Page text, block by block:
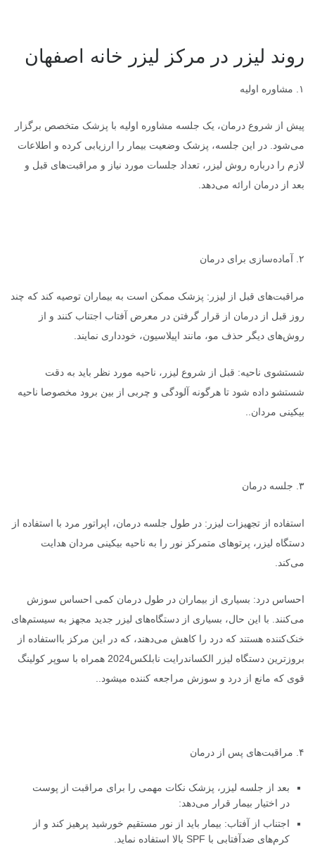
روند لیزر در مرکز لیزر خانه اصفهان
۱. مشاوره اولیه
پیش از شروع درمان، یک جلسه مشاوره اولیه با پزشک متخصص برگزار
می‌شود. در این جلسه، پزشک وضعیت بیمار را ارزیابی کرده و اطلاعات
لازم را درباره روش لیزر، تعداد جلسات مورد نیاز و مراقبت‌های قبل و
بعد از درمان ارائه می‌دهد.
۲. آماده‌سازی برای درمان
مراقبت‌های قبل از لیزر: پزشک ممکن است به بیماران توصیه کند که چند
روز قبل از درمان از قرار گرفتن در معرض آفتاب اجتناب کنند و از
روش‌های دیگر حذف مو، مانند اپیلاسیون، خودداری نمایند.
شستشوی ناحیه: قبل از شروع لیزر، ناحیه مورد نظر باید به دقت
شستشو داده شود تا هرگونه آلودگی و چربی از بین برود مخصوصا ناحیه
بیکینی مردان..
۳. جلسه درمان
استفاده از تجهیزات لیزر: در طول جلسه درمان، اپراتور مرد با استفاده از
دستگاه لیزر، پرتوهای متمرکز نور را به ناحیه بیکینی مردان هدایت
می‌کند.
احساس درد: بسیاری از بیماران در طول درمان کمی احساس سوزش
می‌کنند. با این حال، بسیاری از دستگاه‌های لیزر جدید مجهز به سیستم‌های
خنک‌کننده هستند که درد را کاهش می‌دهند، که در این مرکز بااستفاده از
بروزترین دستگاه لیزر الکساندرایت نابلکس2024 همراه با سوپر کولینگ
قوی که مانع از درد و سوزش مراجعه کننده میشود..
۴. مراقبت‌های پس از درمان
بعد از جلسه لیزر، پزشک نکات مهمی را برای مراقبت از پوست
در اختیار بیمار قرار می‌دهد:
اجتناب از آفتاب: بیمار باید از نور مستقیم خورشید پرهیز کند و از
کرم‌های ضدآفتابی با SPF بالا استفاده نماید.